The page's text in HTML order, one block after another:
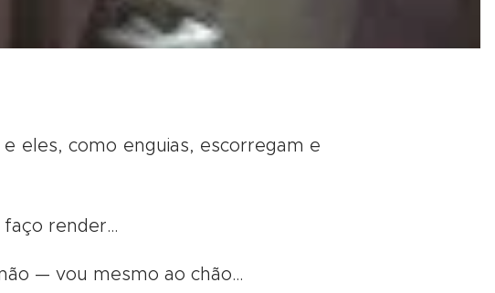
eles, como enguias, escorregam e
render…
— vou mesmo ao chão…